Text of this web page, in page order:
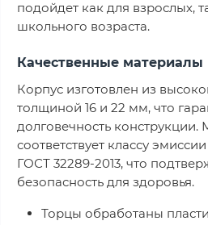
подойдет как для взрослых,
школьного возраста.
Качественные материалы
Корпус изготовлен из
толщиной 16 и 22 мм, что
долговечность конструкции.
соответствует классу
ГОСТ 32289-2013, что
безопасность для здоровья.
Торцы обработаны